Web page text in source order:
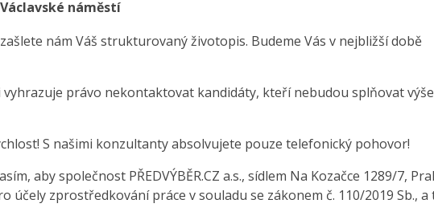
náměstí
nám Váš strukturovaný životopis. Budeme Vás v nejbližší době
vyhrazuje právo nekontaktovat kandidáty, kteří nebudou splňovat výše
S našimi konzultanty absolvujete pouze telefonický pohovor!
aby společnost PŘEDVÝBĚR.CZ a.s., sídlem Na Kozačce 1289/7,
účely zprostředkování práce v souladu se zákonem č. 110/2019 Sb., a